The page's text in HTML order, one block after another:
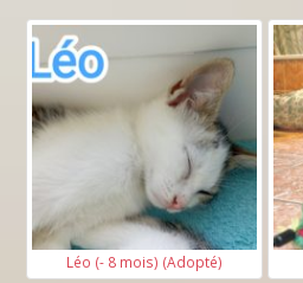
Léo (- 8 mois) (Adopté)